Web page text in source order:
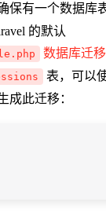
保有一个数据库
的默认
数据库迁移
表，可以
成此迁移：